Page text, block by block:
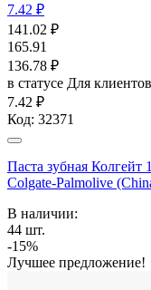
7.42 ₽
141.02 ₽
165.91
136.78 ₽
в статусе Для
7.42 ₽
Код: 32371
Паста зубная
Colgate-Palmolive
В наличии:
44 шт.
-15%
Лучшее предложение!